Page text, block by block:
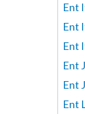
Ent
Ent
Ent
Ent
Ent
Ent